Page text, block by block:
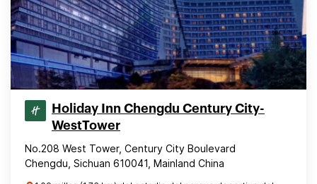
Holiday Inn Chengdu Century City-
WestTower
No.208 West Tower, Century City Boulevard
Chengdu, Sichuan 610041, Mainland China